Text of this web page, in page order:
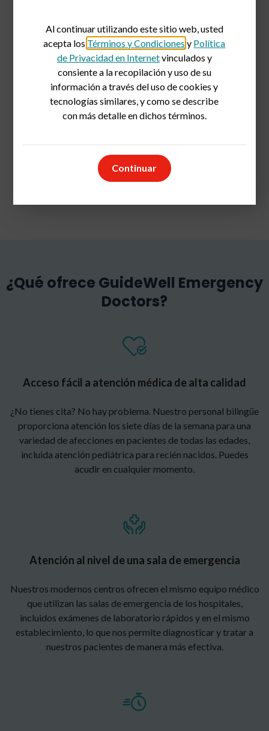
¿Qué ofrece GuideWell Emergency
Doctors?
Acceso fácil a atención médica de alta calidad
¿No tienes cita? No hay problema. Nuestro personal bilingüe
proporciona atención los siete días de la semana para una
variedad de afecciones en pacientes de todas las edades,
incluida atención pediátrica para recién nacidos. Puedes
acudir en cualquier momento.
Atención al nivel de una sala de emergencia
Nuestros modernos centros ofrecen el mismo equipo médico
que utilizan las salas de emergencia de los hospitales,
incluidos exámenes de laboratorio rápidos y en el mismo
establecimiento, lo que nos permite diagnosticar y tratar a
nuestros pacientes de manera más efectiva.
Al continuar utilizando este sitio web, usted
acepta los Términos y Condiciones y Política
de Privacidad en Internetvinculados y
consiente a la recopilación y uso de su
información a través del uso de cookies y
tecnologías similares, y como se describe
con más detalle en dichos términos.
Continuar